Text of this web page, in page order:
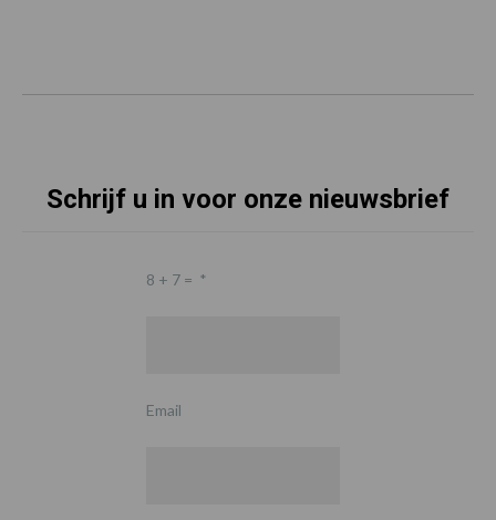
Schrijf u in voor onze nieuwsbrief
8 + 7 = *
Email